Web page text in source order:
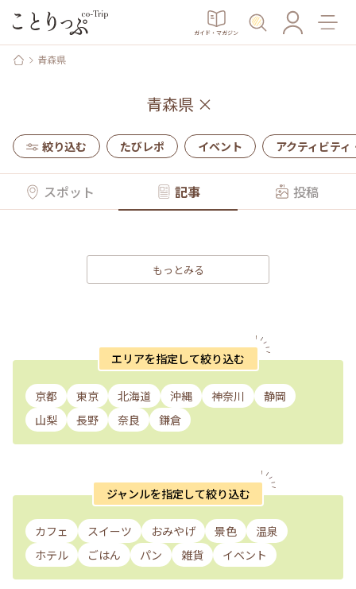
ガイド・マガジン
青森県
青森県 ×
絞り込む たびレポ イベント アクティビティ
スポット 記事 投稿
もっとみる
エリアを指定して絞り込む
京都 東京 北海道 沖縄 神奈川
静岡
山梨
長野 奈良 鎌倉
ジャンルを指定して絞り込む
カフェ スイーツ おみやげ 景色
温泉
ホテル
ごはん パン 雑貨 イベント